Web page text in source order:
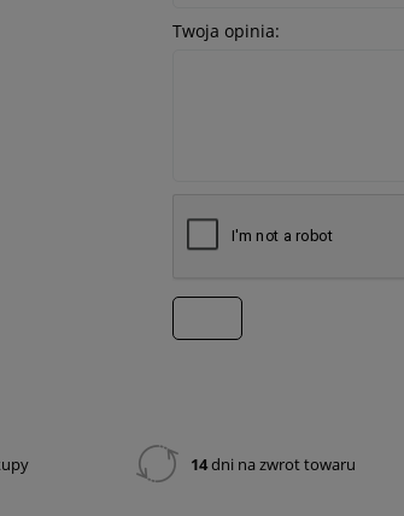
Twoja opinia:
14dni na zwrot towaru